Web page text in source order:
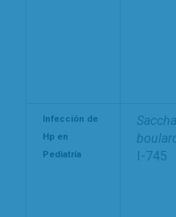
Infección de
Hp en
Pediatría
I-745